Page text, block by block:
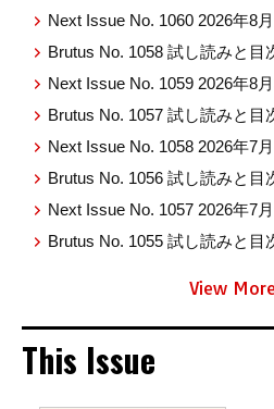
Next Issue No. 1060 2026年8
Brutus No. 1058 試し読みと目
Next Issue No. 1059 2026年8
Brutus No. 1057 試し読みと目
Next Issue No. 1058 2026年7
Brutus No. 1056 試し読みと目
Next Issue No. 1057 2026年7
Brutus No. 1055 試し読みと目
View More
This Issue